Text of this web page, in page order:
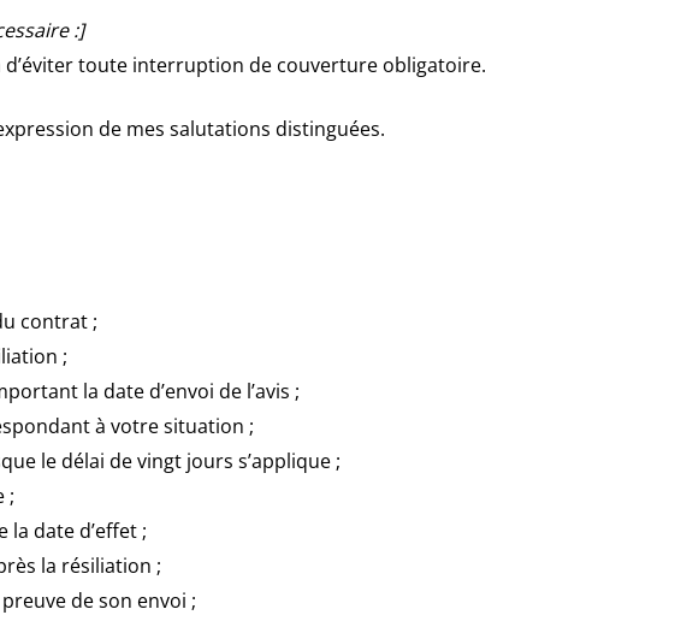
:]
d’éviter toute interruption de couverture obligatoire.
de mes salutations distinguées.
contrat ;
;
la date d’envoi de l’avis ;
à votre situation ;
le délai de vingt jours s’applique ;
;
date d’effet ;
la résiliation ;
de son envoi ;